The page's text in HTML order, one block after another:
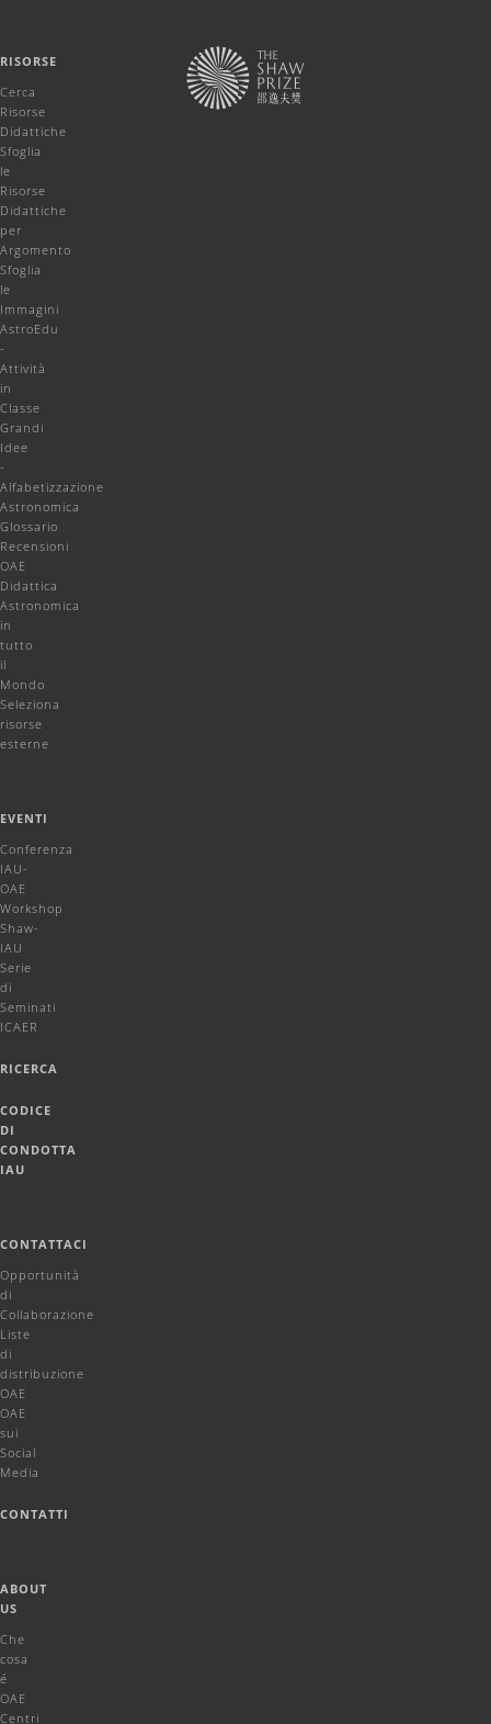
RISORSE
Cerca
Risorse
Didattiche
Sfoglia
le
Risorse
Didattiche
per
Argomento
Sfoglia
le
Immagini
AstroEdu
-
Attività
in
Classe
Grandi
Idee
-
Alfabetizzazione
Astronomica
Glossario
Recensioni
OAE
Didattica
Astronomica
in
tutto
il
Mondo
Seleziona
risorse
esterne
EVENTI
Conferenza
IAU-
OAE
Workshop
Shaw-
IAU
Serie
di
Seminati
ICAER
RICERCA
CODICE
DI
CONDOTTA
IAU
CONTATTACI
Opportunità
di
Collaborazione
Liste
di
distribuzione
OAE
OAE
sui
Social
Media
CONTATTI
ABOUT
US
Che
cosa
é
OAE
Centri